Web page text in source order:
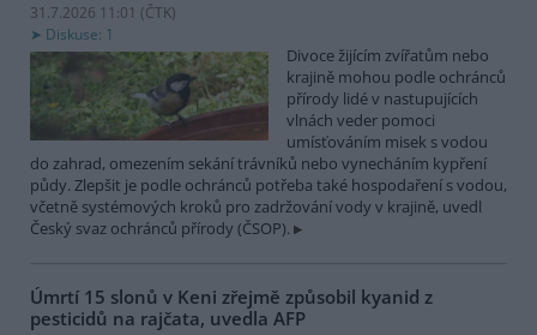
31.7.2026 11:01 (ČTK)
Diskuse: 1
Divoce žijícím zvířatům nebo
krajině mohou podle ochránců
přírody lidé v nastupujících
vlnách veder pomoci
umísťováním misek s vodou
do zahrad, omezením sekání trávníků nebo vynecháním kypření
půdy. Zlepšit je podle ochránců potřeba také hospodaření s vodou,
včetně systémových kroků pro zadržování vody v krajině, uvedl
Český svaz ochránců přírody (ČSOP).
Úmrtí 15 slonů v Keni zřejmě způsobil kyanid z
pesticidů na rajčata, uvedla AFP